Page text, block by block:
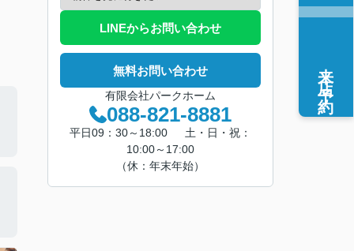
LINEからお問い合わせ
無料お問い合わせ
有限会社パークホーム
088-821-8881
平日09：30～18:00 土・日・祝：
10:00～17:00
（休：年末年始）
来店予約